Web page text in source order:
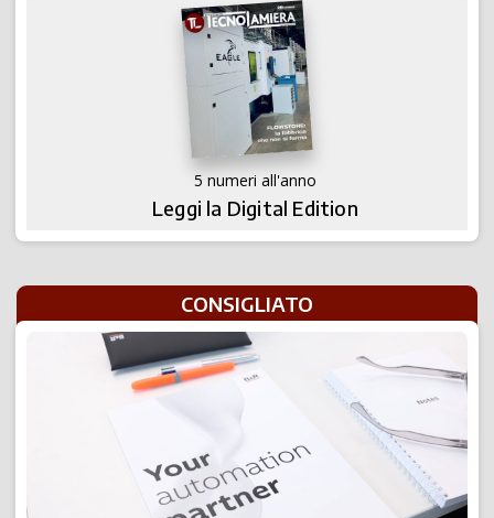
5 numeri all'anno
Leggi la Digital Edition
CONSIGLIATO